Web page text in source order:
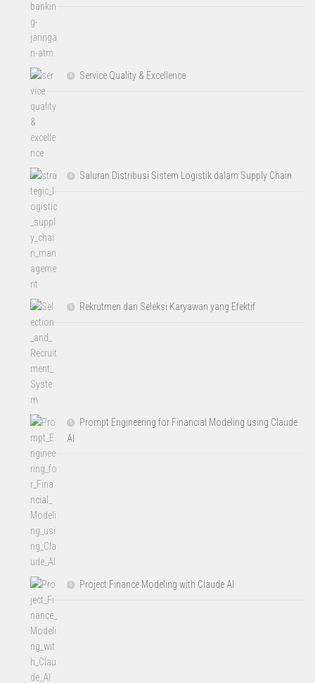
Service Quality & Excellence
Saluran Distribusi Sistem Logistik dalam Supply Chain
Rekrutmen dan Seleksi Karyawan yang Efektif
Prompt Engineering for Financial Modeling using Claude
AI
Project Finance Modeling with Claude AI